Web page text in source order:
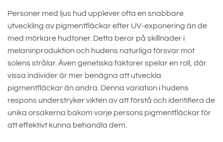
Personer med ljus hud upplever ofta en snabbare
utveckling av pigmentfläckar efter UV-exponering än de
med mörkare hudtoner. Detta beror på skillnader i
melaninproduktion och hudens naturliga försvar mot
solens strålar. Även genetiska faktorer spelar en roll, där
vissa individer är mer benägna att utveckla
pigmentfläckar än andra. Denna variation i hudens
respons understryker vikten av att förstå och identifiera de
unika orsakerna bakom varje persons pigmentfläckar för
att effektivt kunna behandla dem.